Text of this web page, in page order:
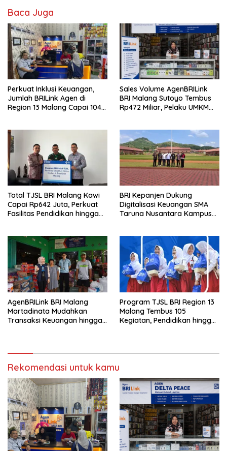
Baca Juga
Perkuat Inklusi Keuangan,
Jumlah BRILink Agen di
Region 13 Malang Capai 104
Sales Volume AgenBRILink
BRI Malang Sutoyo Tembus
Rp472 Miliar, Pelaku UMKM
Total TJSL BRI Malang Kawi
Capai Rp642 Juta, Perkuat
Fasilitas Pendidikan hingga
BRI Kepanjen Dukung
Digitalisasi Keuangan SMA
Taruna Nusantara Kampus
AgenBRILink BRI Malang
Martadinata Mudahkan
Transaksi Keuangan hingga
Program TJSL BRI Region 13
Malang Tembus 105
Kegiatan, Pendidikan hingga
Rekomendasi untuk kamu